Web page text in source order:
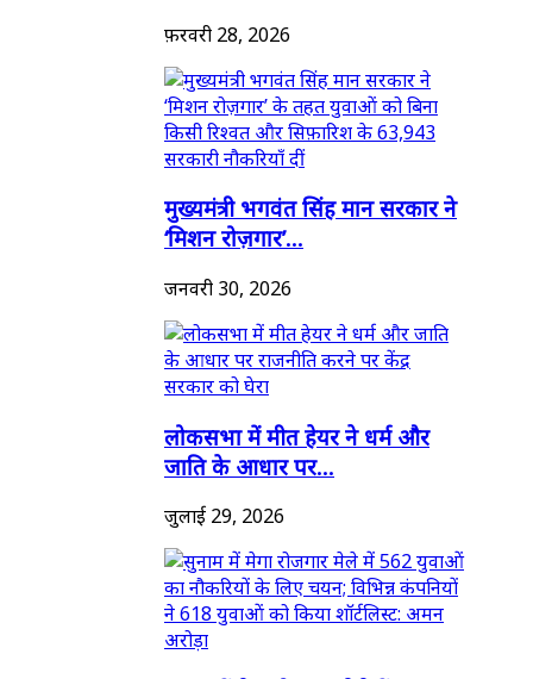
फ़रवरी 28, 2026
मुख्यमंत्री भगवंत सिंह मान सरकार ने
‘मिशन रोज़गार’...
जनवरी 30, 2026
लोकसभा में मीत हेयर ने धर्म और
जाति के आधार पर...
जुलाई 29, 2026